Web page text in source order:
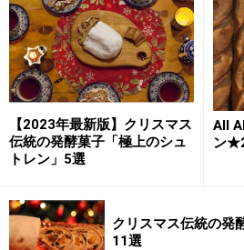
【2023年最新版】クリスマス
伝統の発酵菓子「極上のシュ
トレン」5選
All
ン
クリスマス伝統の発
11選